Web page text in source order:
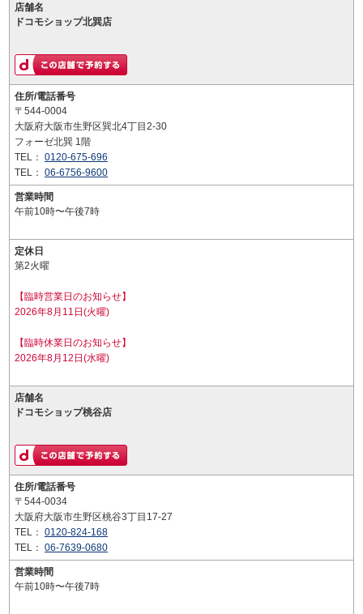
店舗名
ドコモショップ北巽店
住所/電話番号
〒544-0004
大阪府大阪市生野区巽北4丁目2-30
フォーゼ北巽 1階
TEL： 0120-675-696
TEL： 06-6756-9600
営業時間
午前10時〜午後7時
定休日
第2火曜
【臨時営業日のお知らせ】
2026年8月11日(火曜)
【臨時休業日のお知らせ】
2026年8月12日(水曜)
店舗名
ドコモショップ桃谷店
住所/電話番号
〒544-0034
大阪府大阪市生野区桃谷3丁目17-27
TEL： 0120-824-168
TEL： 06-7639-0680
営業時間
午前10時〜午後7時